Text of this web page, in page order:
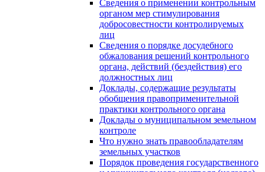
Сведения о применении контрольным
органом мер стимулирования
добросовестности контролируемых
лиц
Сведения о порядке досудебного
обжалования решений контрольного
органа, действий (бездействия) его
должностных лиц
Доклады, содержащие результаты
обобщения правоприменительной
практики контрольного органа
Доклады о муниципальном земельном
контроле
Что нужно знать правообладателям
земельных участков
Порядок проведения государственного